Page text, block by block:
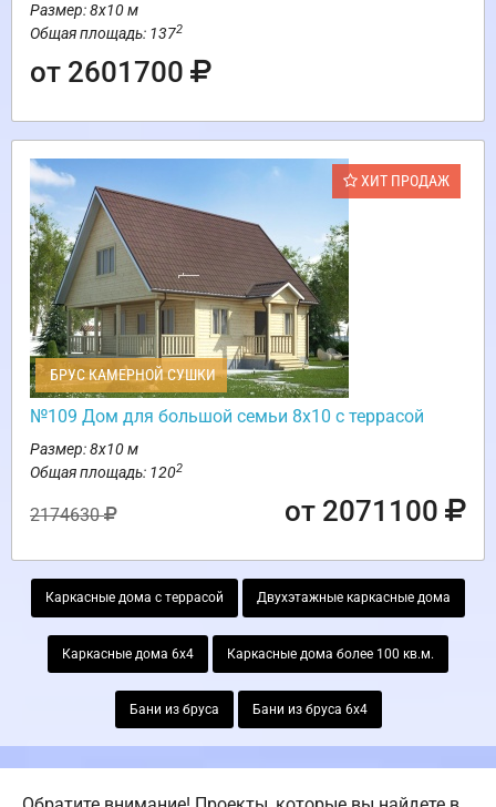
Размер: 8х10 м
Общая площадь: 1372
от 2601700
ХИТ ПРОДАЖ
БРУС КАМЕРНОЙ СУШКИ
№109 Дом для большой семьи 8х10 с террасой
Размер: 8х10 м
Общая площадь: 1202
2174630 от 2071100
Каркасные дома с террасой Двухэтажные каркасные дома
Каркасные дома 6х4 Каркасные дома более 100 кв.м.
Бани из бруса Бани из бруса 6х4